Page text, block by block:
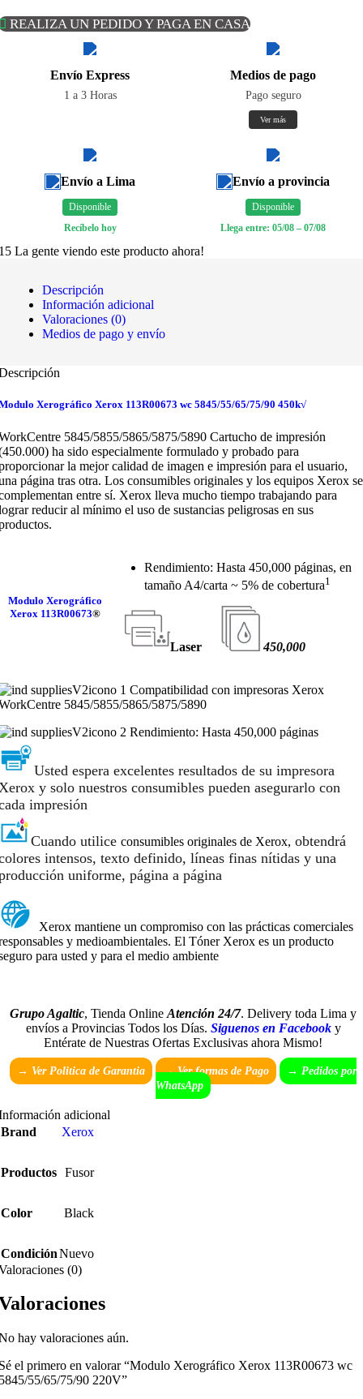
REALIZA UN PEDIDO Y PAGA EN CASA
Envío Express
1 a 3 Horas
Medios de pago
Pago seguro
Ver más
Envío a Lima
Disponible
Recíbelo hoy
Envío a provincia
Disponible
Llega entre: 05/08 – 07/08
La gente viendo este producto ahora!
Descripción
Información adicional
Valoraciones (0)
Medios de pago y envío
Xerográfico Xerox 113R00673 wc 5845/55/65/75/90 450k√
5845/5855/5865/5875/5890 Cartucho de impresión
ha sido especialmente formulado y probado para
la mejor calidad de imagen e impresión para el usuario,
página tras otra. Los consumibles originales y los equipos Xerox se
entre sí. Xerox lleva mucho tiempo trabajando para
reducir al mínimo el uso de sustancias peligrosas en sus
Modulo Xerográfico
Xerox 113R00673®
Rendimiento: Hasta 450,000 páginas, en
tamaño A4/carta ~ 5% de cobertura1
Laser 450,000
Compatibilidad con impresoras Xerox
5845/5855/5865/5875/5890
Rendimiento: Hasta 450,000 páginas
Usted espera excelentes resultados de su impresora
y solo nuestros consumibles pueden asegurarlo con
impresión
Cuando utilice consumibles originales de Xerox, obtendrá
intensos, texto definido, líneas finas nítidas y una
uniforme, página a página
Xerox mantiene un compromiso con las prácticas comerciales
y medioambientales. El Tóner Xerox es un producto
para usted y para el medio ambiente
Grupo Agaltic, Tienda Online Atención 24/7. Delivery toda Lima y
envíos a Provincias Todos los Días. Siguenos en Facebooky
Entérate de Nuestras Ofertas Exclusivas ahora Mismo!
→ Ver Politica de Garantia → Ver formas de Pago
→ Pedidos por
WhatsApp
adicional
Brand
Xerox
Productos Fusor
Color Black
CondiciónNuevo
(0)
hay valoraciones aún.
el primero en valorar “Modulo Xerográfico Xerox 113R00673 wc
55/65/75/90 220V”